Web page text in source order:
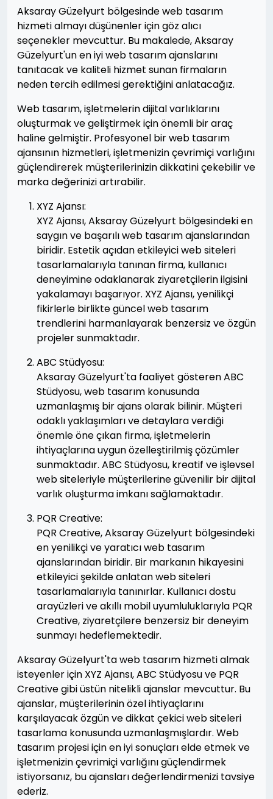
Aksaray Güzelyurt bölgesinde web tasarım
hizmeti almayı düşünenler için göz alıcı
seçenekler mevcuttur. Bu makalede, Aksaray
Güzelyurt'un en iyi web tasarım ajanslarını
tanıtacak ve kaliteli hizmet sunan firmaların
neden tercih edilmesi gerektiğini anlatacağız.
Web tasarım, işletmelerin dijital varlıklarını
oluşturmak ve geliştirmek için önemli bir araç
haline gelmiştir. Profesyonel bir web tasarım
ajansının hizmetleri, işletmenizin çevrimiçi varlığını
güçlendirerek müşterilerinizin dikkatini çekebilir ve
marka değerinizi artırabilir.
XYZ Ajansı:
XYZ Ajansı, Aksaray Güzelyurt bölgesindeki en
saygın ve başarılı web tasarım ajanslarından
biridir. Estetik açıdan etkileyici web siteleri
tasarlamalarıyla tanınan firma, kullanıcı
deneyimine odaklanarak ziyaretçilerin ilgisini
yakalamayı başarıyor. XYZ Ajansı, yenilikçi
fikirlerle birlikte güncel web tasarım
trendlerini harmanlayarak benzersiz ve özgün
projeler sunmaktadır.
ABC Stüdyosu:
Aksaray Güzelyurt'ta faaliyet gösteren ABC
Stüdyosu, web tasarım konusunda
uzmanlaşmış bir ajans olarak bilinir. Müşteri
odaklı yaklaşımları ve detaylara verdiği
önemle öne çıkan firma, işletmelerin
ihtiyaçlarına uygun özelleştirilmiş çözümler
sunmaktadır. ABC Stüdyosu, kreatif ve işlevsel
web siteleriyle müşterilerine güvenilir bir dijital
varlık oluşturma imkanı sağlamaktadır.
PQR Creative:
PQR Creative, Aksaray Güzelyurt bölgesindeki
en yenilikçi ve yaratıcı web tasarım
ajanslarından biridir. Bir markanın hikayesini
etkileyici şekilde anlatan web siteleri
tasarlamalarıyla tanınırlar. Kullanıcı dostu
arayüzleri ve akıllı mobil uyumluluklarıyla PQR
Creative, ziyaretçilere benzersiz bir deneyim
sunmayı hedeflemektedir.
Aksaray Güzelyurt'ta web tasarım hizmeti almak
isteyenler için XYZ Ajansı, ABC Stüdyosu ve PQR
Creative gibi üstün nitelikli ajanslar mevcuttur. Bu
ajanslar, müşterilerinin özel ihtiyaçlarını
karşılayacak özgün ve dikkat çekici web siteleri
tasarlama konusunda uzmanlaşmışlardır. Web
tasarım projesi için en iyi sonuçları elde etmek ve
işletmenizin çevrimiçi varlığını güçlendirmek
istiyorsanız, bu ajansları değerlendirmenizi tavsiye
ederiz.